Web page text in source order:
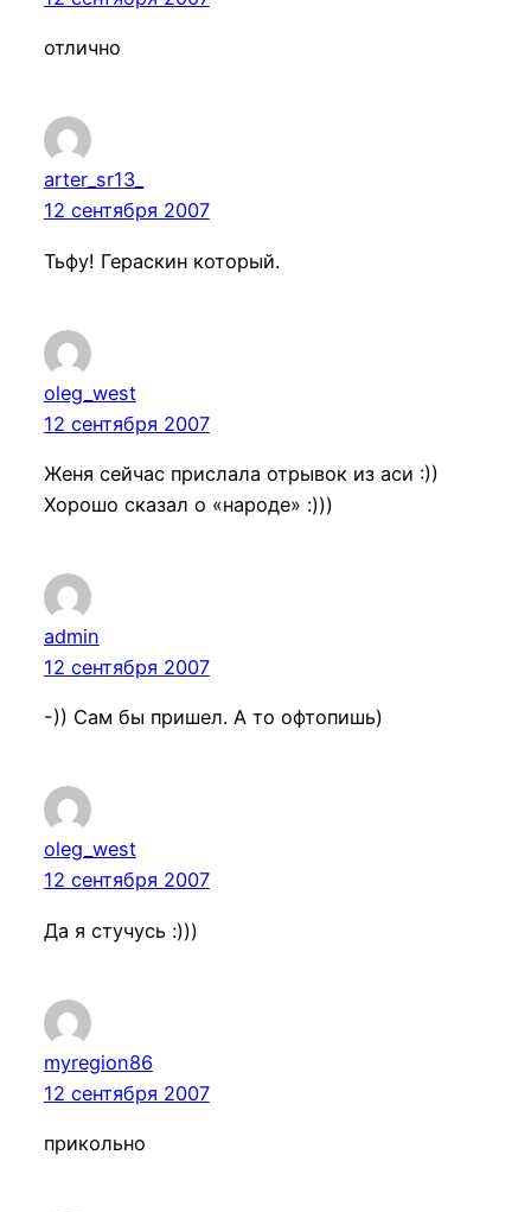
отлично
arter_sr13_
12 сентября 2007
Тьфу! Гераскин который.
oleg_west
12 сентября 2007
Женя сейчас прислала отрывок из аси :))
Хорошо сказал о «народе» :)))
admin
12 сентября 2007
-)) Сам бы пришел. А то офтопишь)
oleg_west
12 сентября 2007
Да я стучусь :)))
myregion86
12 сентября 2007
прикольно